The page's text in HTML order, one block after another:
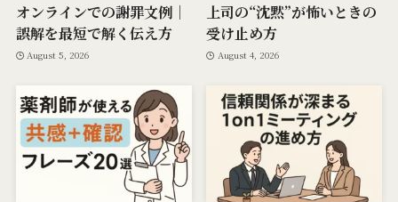
オンラインでの謝罪文例｜
誤解を最短で解く伝え方
August 5, 2026
上司の“沈黙”が怖いときの
受け止め方
August 4, 2026